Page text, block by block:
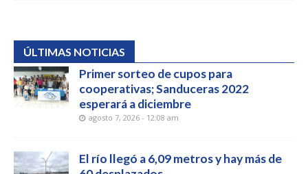
ÚLTIMAS NOTICIAS
Primer sorteo de cupos para
cooperativas; Sanduceras 2022
esperará a diciembre
agosto 7, 2026 - 12:08 am
El río llegó a 6,09 metros y hay más de